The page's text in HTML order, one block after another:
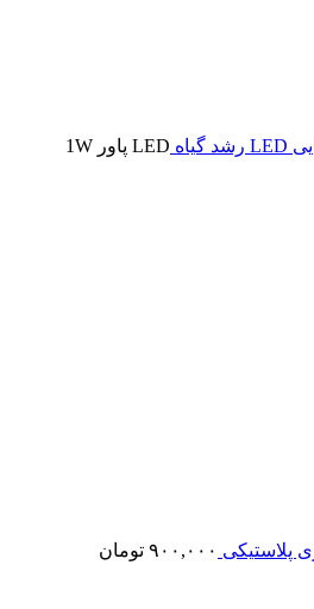
LED رشد گیاه
LED پاور 1W
۹۰۰,۰۰۰ تومان